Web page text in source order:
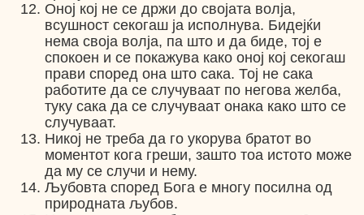
Оној кој не се држи до својата волја,
всушност секогаш ја исполнува. Бидејќи
нема своја волја, па што и да биде, тој е
спокоен и се покажува како оној кој секогаш
прави според она што сака. Тој не сака
работите да се случуваат по негова желба,
туку сака да се случуваат онака како што се
случуваат.
Никој не треба да го укорува братот во
моментот кога греши, зашто тоа истото може
да му се случи и нему.
Љубовта според Бога е многу посилна од
природната љубов.